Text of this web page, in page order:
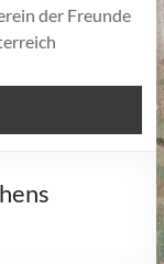
der Freunde